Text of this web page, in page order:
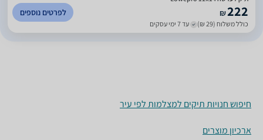
₪222
כולל משלוח (29 ₪) עד 7 ימי עסקים
לפרטים נוספים
חיפוש חנויות תיקים למצלמות לפי עיר
ארכיון מוצרים